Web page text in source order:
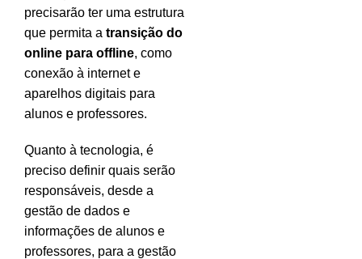
precisarão ter uma estrutura
que permita a transição do
online para offline, como
conexão à internet e
aparelhos digitais para
alunos e professores.
Quanto à tecnologia, é
preciso definir quais serão
responsáveis, desde a
gestão de dados e
informações de alunos e
professores, para a gestão